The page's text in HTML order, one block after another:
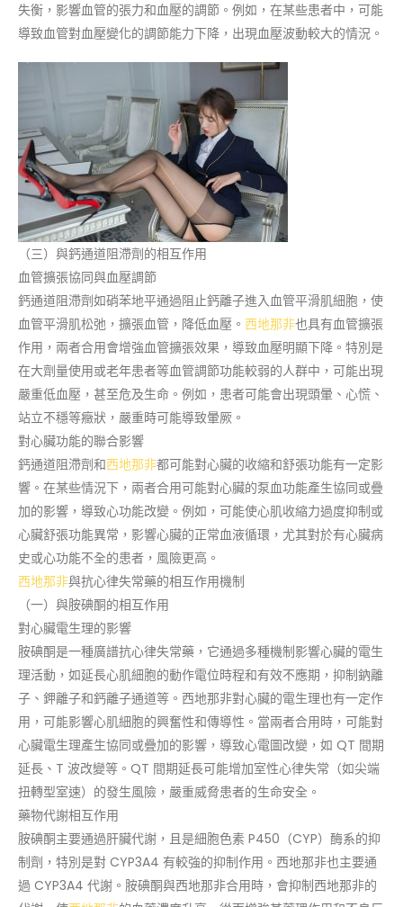
失衡，影響血管的張力和血壓的調節。例如，在某些患者中，可能
導致血管對血壓變化的調節能力下降，出現血壓波動較大的情況。
（三）與鈣通道阻滯劑的相互作用
血管擴張協同與血壓調節
鈣通道阻滯劑如硝苯地平通過阻止鈣離子進入血管平滑肌細胞，使
血管平滑肌松弛，擴張血管，降低血壓。 西地那非也具有血管擴張
作用，兩者合用會增強血管擴張效果，導致血壓明顯下降。特別是
在大劑量使用或老年患者等血管調節功能較弱的人群中，可能出現
嚴重低血壓，甚至危及生命。例如，患者可能會出現頭暈、心慌、
站立不穩等癥狀，嚴重時可能導致暈厥。
對心臟功能的聯合影響
鈣通道阻滯劑和西地那非都可能對心臟的收縮和舒張功能有一定影
響。在某些情況下，兩者合用可能對心臟的泵血功能產生協同或疊
加的影響，導致心功能改變。例如，可能使心肌收縮力過度抑制或
心臟舒張功能異常，影響心臟的正常血液循環，尤其對於有心臟病
史或心功能不全的患者，風險更高。
西地那非與抗心律失常藥的相互作用機制
（一）與胺碘酮的相互作用
對心臟電生理的影響
胺碘酮是一種廣譜抗心律失常藥，它通過多種機制影響心臟的電生
理活動，如延長心肌細胞的動作電位時程和有效不應期，抑制鈉離
子、鉀離子和鈣離子通道等。西地那非對心臟的電生理也有一定作
用，可能影響心肌細胞的興奮性和傳導性。當兩者合用時，可能對
心臟電生理產生協同或疊加的影響，導致心電圖改變，如 QT 間期
延長、T 波改變等。QT 間期延長可能增加室性心律失常（如尖端
扭轉型室速）的發生風險，嚴重威脅患者的生命安全。
藥物代謝相互作用
胺碘酮主要通過肝臟代謝，且是細胞色素 P450（CYP）酶系的抑
制劑，特別是對 CYP3A4 有較強的抑制作用。西地那非也主要通
過 CYP3A4 代謝。胺碘酮與西地那非合用時，會抑制西地那非的